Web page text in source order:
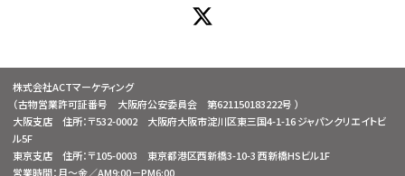
株式会社ACTマーケティング
（古物営業許可証番号 大阪府公安委員会 第621150183222号 ）
大阪支店 住所：〒532-0002 大阪府大阪市淀川区東三国4-1-16 ジャパンクリエイトビ
ル5F
東京支店 住所：〒105-0003 東京都港区西新橋3-10-3 西新橋HSビル1F
営業時間：月～金／AM9:00－PM6:00